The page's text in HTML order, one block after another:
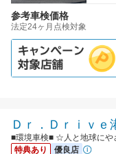
参考車検価格
法定24ヶ月点検対象
Ｄｒ．Ｄｒｉｖｅ
■環境車検■ ☆人と地球に
特典あり
優良店